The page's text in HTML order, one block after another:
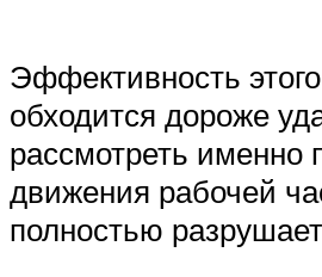
Эффективность
обходится дороже
рассмотреть именно
движения рабочей
полностью